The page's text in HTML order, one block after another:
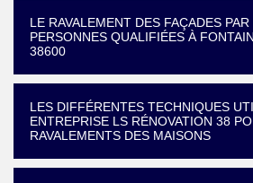
LE RAVALEMENT DES FAÇADES PAR
PERSONNES QUALIFIÉES À
38600
LES DIFFÉRENTES TECHNIQUES
ENTREPRISE LS RÉNOVATION 38
RAVALEMENTS DES MAISONS